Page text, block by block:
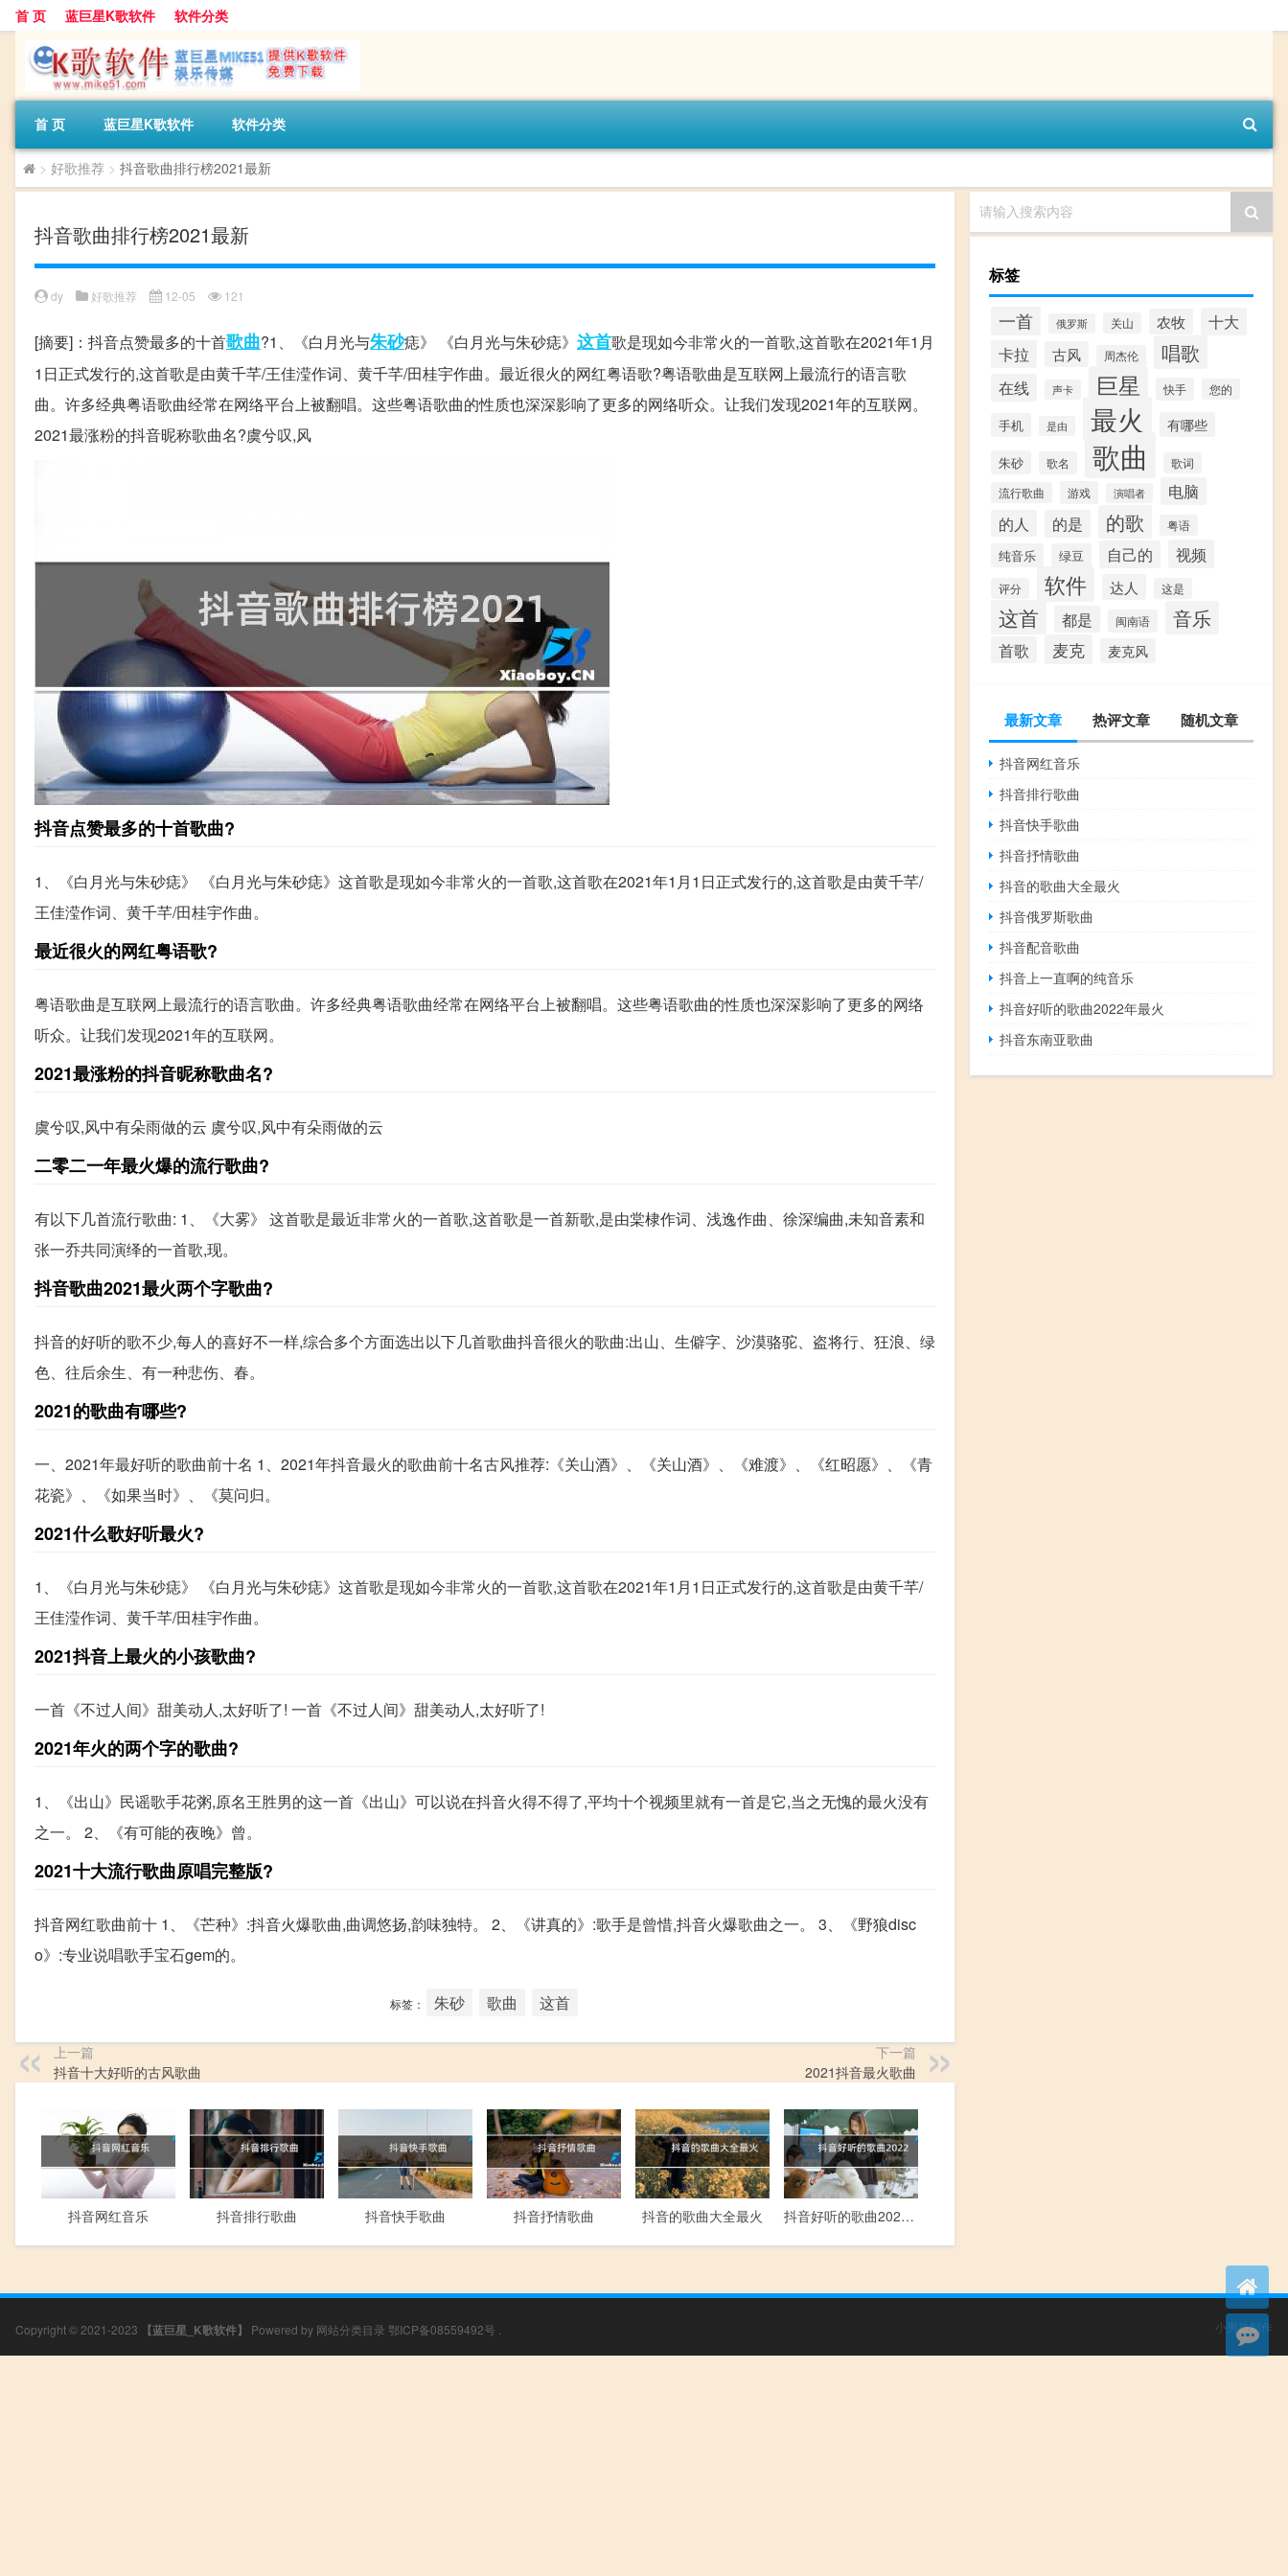
首 页 蓝巨星K歌软件 软件分类
首 页 蓝巨星K歌软件 软件分类
> 好歌推荐 > 抖音歌曲排行榜2021最新
抖音歌曲排行榜2021最新
dy 好歌推荐 12-05 121
[摘要]：抖音点赞最多的十首歌曲?1、《白月光与朱砂痣》 《白月光与朱砂痣》 这首歌是现如今非常火的一首歌,这首歌在2021年1月
1日正式发行的,这首歌是由黄千芊/王佳滢作词、黄千芊/田桂宇作曲。最近很火的网红粤语歌?粤语歌曲是互联网上最流行的语言歌
曲。许多经典粤语歌曲经常在网络平台上被翻唱。这些粤语歌曲的性质也深深影响了更多的网络听众。让我们发现2021年的互联网。
2021最涨粉的抖音昵称歌曲名?虞兮叹,风
抖音点赞最多的十首歌曲?
1、《白月光与朱砂痣》 《白月光与朱砂痣》这首歌是现如今非常火的一首歌,这首歌在2021年1月1日正式发行的,这首歌是由黄千芊/
王佳滢作词、黄千芊/田桂宇作曲。
最近很火的网红粤语歌?
粤语歌曲是互联网上最流行的语言歌曲。许多经典粤语歌曲经常在网络平台上被翻唱。这些粤语歌曲的性质也深深影响了更多的网络
听众。让我们发现2021年的互联网。
2021最涨粉的抖音昵称歌曲名?
虞兮叹,风中有朵雨做的云 虞兮叹,风中有朵雨做的云
二零二一年最火爆的流行歌曲?
有以下几首流行歌曲: 1、《大雾》 这首歌是最近非常火的一首歌,这首歌是一首新歌,是由棠棣作词、浅逸作曲、徐深编曲,未知音素和
张一乔共同演绎的一首歌,现。
抖音歌曲2021最火两个字歌曲?
抖音的好听的歌不少,每人的喜好不一样,综合多个方面选出以下几首歌曲抖音很火的歌曲:出山、生僻字、沙漠骆驼、盗将行、狂浪、绿
色、往后余生、有一种悲伤、春。
2021的歌曲有哪些?
一、2021年最好听的歌曲前十名 1、2021年抖音最火的歌曲前十名古风推荐:《关山酒》、《关山酒》、《难渡》、《红昭愿》、《青
花瓷》、《如果当时》、《莫问归。
2021什么歌好听最火?
1、《白月光与朱砂痣》 《白月光与朱砂痣》这首歌是现如今非常火的一首歌,这首歌在2021年1月1日正式发行的,这首歌是由黄千芊/
王佳滢作词、黄千芊/田桂宇作曲。
2021抖音上最火的小孩歌曲?
一首《不过人间》甜美动人,太好听了! 一首《不过人间》甜美动人,太好听了!
2021年火的两个字的歌曲?
1、《出山》民谣歌手花粥,原名王胜男的这一首《出山》可以说在抖音火得不得了,平均十个视频里就有一首是它,当之无愧的最火没有
之一。 2、《有可能的夜晚》曾。
2021十大流行歌曲原唱完整版?
抖音网红歌曲前十 1、《芒种》:抖音火爆歌曲,曲调悠扬,韵味独特。 2、《讲真的》:歌手是曾惜,抖音火爆歌曲之一。 3、《野狼disc
o》:专业说唱歌手宝石gem的。
标签： 朱砂 歌曲 这首
上一篇
抖音十大好听的古风歌曲
下一篇
2021抖音最火歌曲
抖音网红音乐 抖音排行歌曲 抖音快手歌曲 抖音抒情歌曲 抖音的歌曲大全最火 抖音好听的歌曲2022年最火
请输入搜索内容
标签
一首 俄罗斯 关山 农牧
十大
卡拉
古风 周杰伦 唱歌
在线 声卡 巨星 快手 您的
手机 是由 最火 有哪些
朱砂 歌名 歌曲
歌词
流行歌曲
游戏 演唱者 电脑
的人 的是 的歌 粤语
纯音乐 绿豆 自己的 视频
评分 软件 达人 这是
这首 都是 闽南语 音乐
首歌 麦克 麦克风
最新文章 热评文章 随机文章
抖音网红音乐
抖音排行歌曲
抖音快手歌曲
抖音抒情歌曲
抖音的歌曲大全最火
抖音俄罗斯歌曲
抖音配音歌曲
抖音上一直啊的纯音乐
抖音好听的歌曲2022年最火
抖音东南亚歌曲
Copyright © 2021-2023 【蓝巨星_K歌软件】 Powered by 网站分类目录 鄂ICP备08559492号 小男孩制作